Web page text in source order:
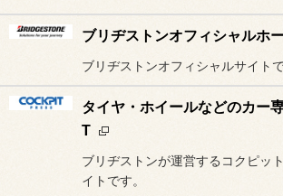
ブリヂストンオフィシャルホ
ブリヂストンオフィシャルサイトで
タイヤ・ホイールなどのカー
T
ブリヂストンが運営するコクピッ
イトです。